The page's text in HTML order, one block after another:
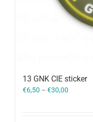
13 GNK CIE sticker
€6,50 – €30,00